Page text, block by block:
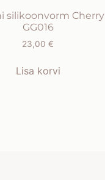
silikoonvorm Cherry
GG016
23,00€
Lisa korvi